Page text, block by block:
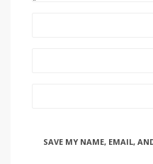
SAVE MY NAME, EMAIL,